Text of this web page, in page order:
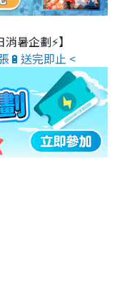
暑企劃⚡】
🔋送完即止 <